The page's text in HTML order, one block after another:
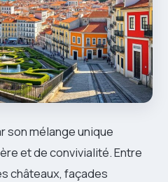
son mélange unique
et de convivialité. Entre
châteaux, façades